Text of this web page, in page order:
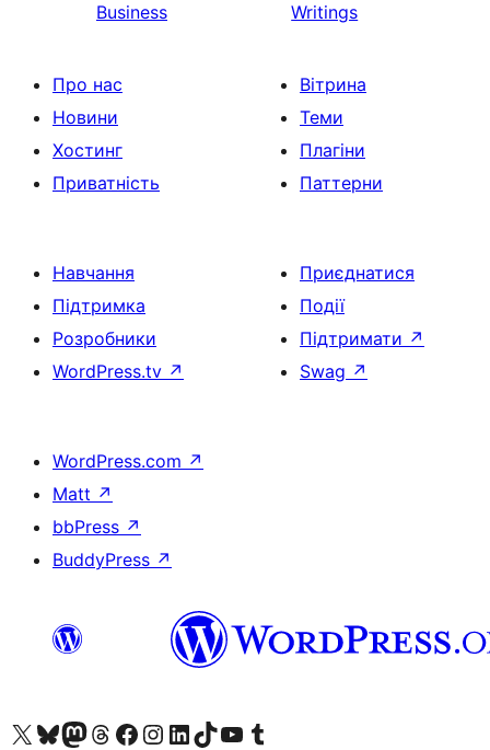
Business
Writings
Про нас
Новини
Хостинг
Приватність
Вітрина
Теми
Плагіни
Паттерни
Навчання
Підтримка
Розробники
WordPress.tv ↗
Приєднатися
Події
Підтримати ↗
Swag ↗
WordPress.com ↗
Matt ↗
bbPress ↗
BuddyPress ↗
Visit our X (formerly Twitter) account
Visit our Bluesky account
Завітайте до нашої стрічки в Mastodon
Visit our Threads account
Завітайте на нашу сторінку в Facebook
Visit our Instagram account
Visit our LinkedIn account
Visit our TikTok account
Visit our YouTube channel
Visit our Tumblr account